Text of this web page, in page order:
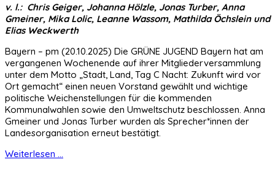
v. l.: Chris Geiger, Johanna Hölzle, Jonas Turber, Anna
Gmeiner, Mika Lolic, Leanne Wassom, Mathilda Öchslein und
Elias Weckwerth
Bayern – pm (20.10.2025) Die GRÜNE JUGEND Bayern hat am
vergangenen Wochenende auf ihrer Mitgliederversammlung
unter dem Motto „Stadt, Land, Tag C Nacht: Zukunft wird vor
Ort gemacht“ einen neuen Vorstand gewählt und wichtige
politische Weichenstellungen für die kommenden
Kommunalwahlen sowie den Umweltschutz beschlossen. Anna
Gmeiner und Jonas Turber wurden als Sprecher*innen der
Landesorganisation erneut bestätigt.
Weiterlesen ...